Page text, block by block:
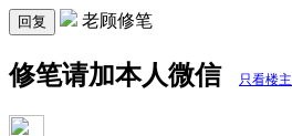
回复 老顾修笔
修笔请加本人微信 只看楼主